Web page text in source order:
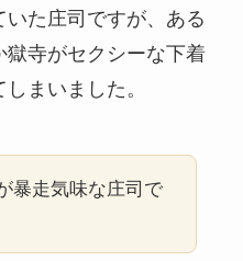
た庄司ですが、ある
獄寺がセクシーな下着
まいました。
暴走気味な庄司で